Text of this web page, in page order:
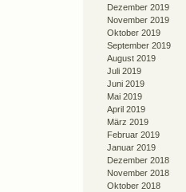
Dezember 2019
November 2019
Oktober 2019
September 2019
August 2019
Juli 2019
Juni 2019
Mai 2019
April 2019
März 2019
Februar 2019
Januar 2019
Dezember 2018
November 2018
Oktober 2018